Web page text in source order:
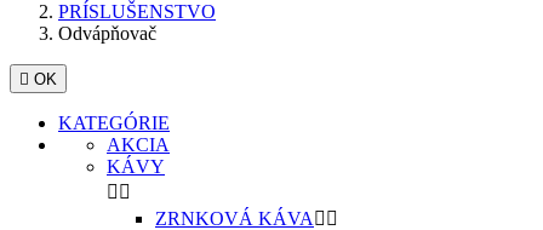
PRÍSLUŠENSTVO
Odvápňovač
 OK
KATEGÓRIE
AKCIA
KÁVY
 
ZRNKOVÁ KÁVA  